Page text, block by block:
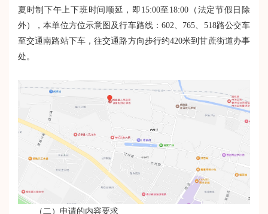
夏时制下午上下班时间顺延，即15:00至18:00（法定节假日除
外），本单位方位示意图及行车路线：602、765、518路公交车
至交通南路站下车，往交通路方向步行约420米到甘蔗街道办事
处。
（二）申请的内容要求